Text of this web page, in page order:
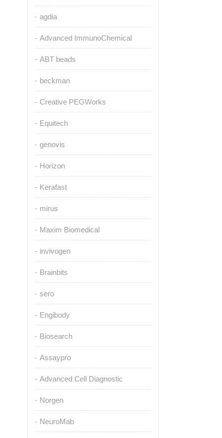
agdia
Advanced ImmunoChemical
ABT beads
beckman
Creative PEGWorks
Equitech
genovis
Horizon
Kerafast
mirus
Maxim Biomedical
invivogen
Brainbits
sero
Engibody
Biosearch
Assaypro
Advanced Cell Diagnostic
Norgen
NeuroMab